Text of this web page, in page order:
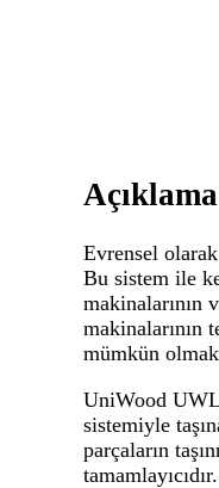
Açıklama
Evrensel
Bu sistem ile
makinalarının
makinalarının
mümkün
UniWood
sistemiyle
parçaların
tamamlayıcıdır.